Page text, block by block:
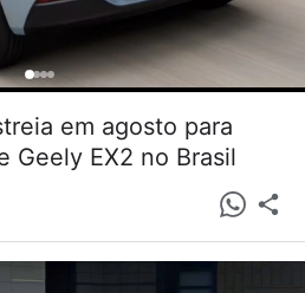
em agosto para
Geely EX2 no Brasil